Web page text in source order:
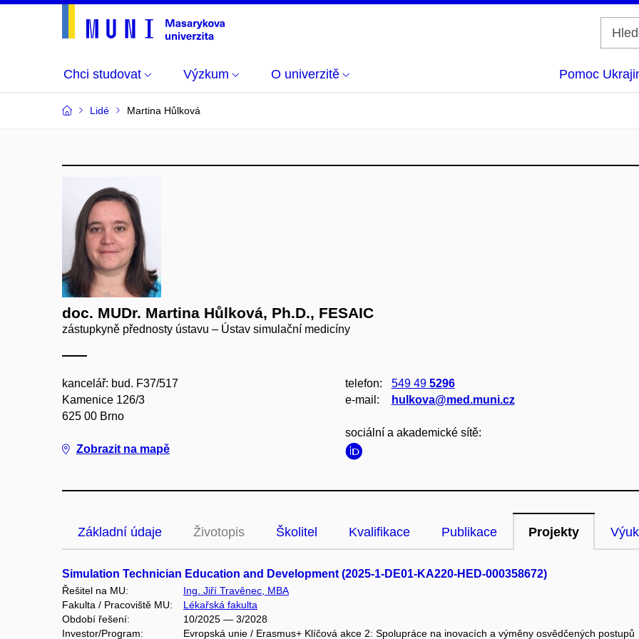
Chci studovat Výzkum O univerzitě Pomoc
Lidé Martina Hůlková
doc. MUDr. Martina Hůlková, Ph.D., FESAIC
zástupkyně přednosty ústavu – Ústav simulační medicíny
kancelář: bud. F37/517
Kamenice 126/3
625 00 Brno
Zobrazit na mapě
telefon: 549 49 5296
e‑mail:
hulkova@med.muni.cz
sociální a akademické sítě:
Základní údaje Životopis Školitel Kvalifikace Publikace Projekty
Simulation Technician Education and Development (2025-1-DE01-KA220-HED-000358672)
Řešitel na MU:
Ing. Jiří Travěnec, MBA
Fakulta / Pracoviště MU:
Lékařská fakulta
Období řešení:
10/2025 — 3/2028
Investor/Program:
Evropská unie / Erasmus+ Klíčová akce 2: Spolupráce na inovacích a výměny osvědčených postupů